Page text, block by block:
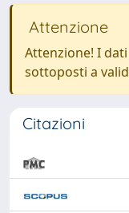
Attenzione
Attenzione! I
sottoposti a
Citazioni